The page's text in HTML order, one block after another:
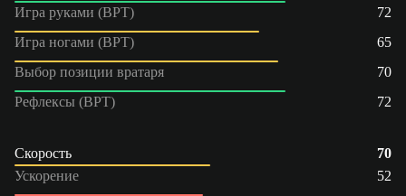
Игра руками (ВРТ)
72
Игра ногами (ВРТ)
65
Выбор позиции вратаря
70
Рефлексы (ВРТ)
72
Скорость
70
Ускорение
52